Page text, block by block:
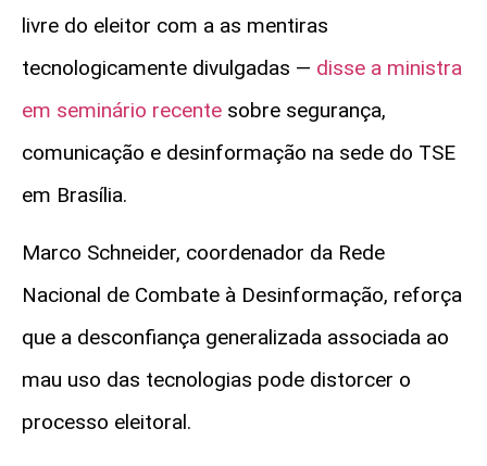
livre do eleitor com a as mentiras
tecnologicamente divulgadas — disse a ministra
em seminário recente sobre segurança,
comunicação e desinformação na sede do TSE
em Brasília.
Marco Schneider, coordenador da Rede
Nacional de Combate à Desinformação, reforça
que a desconfiança generalizada associada ao
mau uso das tecnologias pode distorcer o
processo eleitoral.